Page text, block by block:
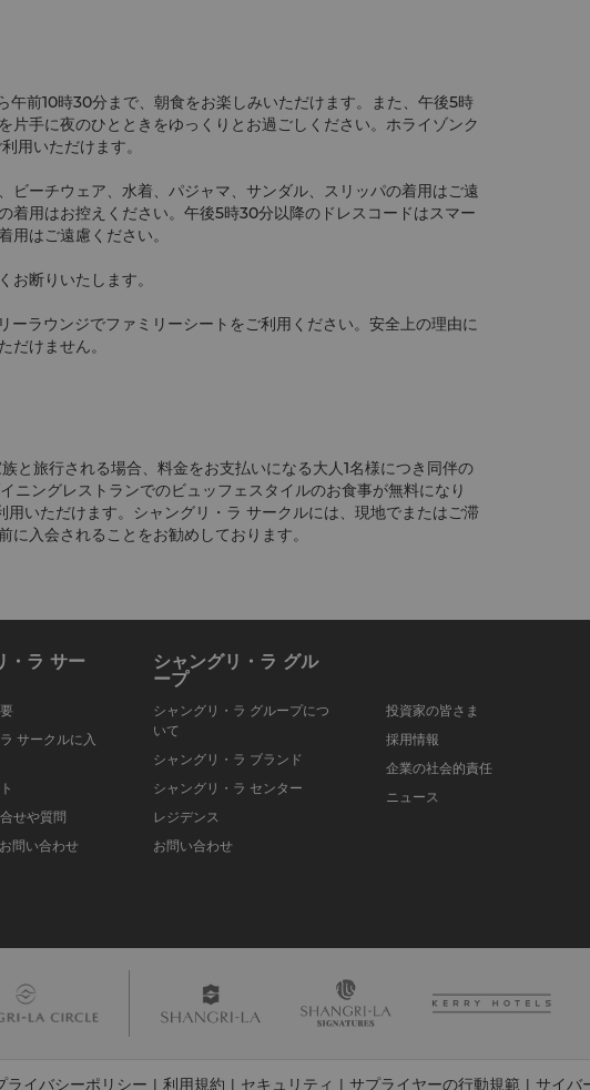
前10時30分まで、朝食をお楽しみいただけます。また、午後5時
手に夜のひとときをゆっくりとお過ごしください。ホライゾンク
用いただけます。
ビーチウェア、水着、パジャマ、サンダル、スリッパの着用はご遠
着用はお控えください。午後5時30分以降のドレスコードはスマー
用はご遠慮ください。
お断りいたします。
ーラウンジでファミリーシートをご利用ください。安全上の理由に
だけません。
と旅行される場合、料金をお支払いになる大人1名様につき同伴の
ニングレストランでのビュッフェスタイルのお食事が無料になり
用いただけます。シャングリ・ラ サークルには、現地でまたはご滞
入会されることをお勧めしております。
・ラ サー
サークルに入
せや質問
問い合わせ
シャングリ・ラ グル
ープ
シャングリ・ラ グループにつ
いて
シャングリ・ラ ブランド
シャングリ・ラ センター
レジデンス
お問い合わせ
投資家の皆さま
採用情報
企業の社会的責任
ニュース
ライバシーポリシー 利用規約 セキュリティ サプライヤーの行動規範 サイバ